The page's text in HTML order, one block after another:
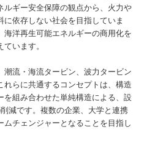
ルギー安全保障の観点から、火力や
依存しない社会を目指していま
洋再生可能エネルギーの商用化を
います。
流・海流タービン、波力タービン
らに共通するコンセプトは、構造
を組み合わせた単純構造による、設
減です。複数の企業、大学と連携
ムチェンジャーとなることを目指し